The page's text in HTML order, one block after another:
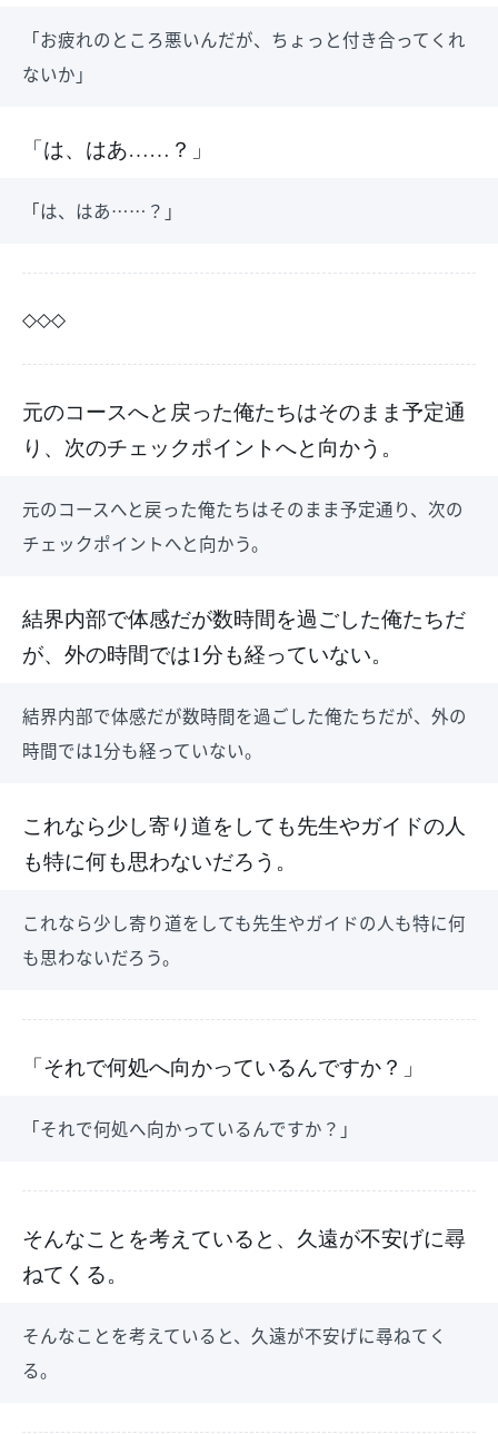
「お疲れのところ悪いんだが、ちょっと付き合ってくれ
ないか」
「は、はあ……？」
「は、はあ……？」
◇◇◇
元のコースへと戻った俺たちはそのまま予定通
り、次のチェックポイントへと向かう。
元のコースへと戻った俺たちはそのまま予定通り、次の
チェックポイントへと向かう。
結界内部で体感だが数時間を過ごした俺たちだ
が、外の時間では1分も経っていない。
結界内部で体感だが数時間を過ごした俺たちだが、外の
時間では1分も経っていない。
これなら少し寄り道をしても先生やガイドの人
も特に何も思わないだろう。
これなら少し寄り道をしても先生やガイドの人も特に何
も思わないだろう。
「それで何処へ向かっているんですか？」
「それで何処へ向かっているんですか？」
そんなことを考えていると、久遠が不安げに尋
ねてくる。
そんなことを考えていると、久遠が不安げに尋ねてく
る。